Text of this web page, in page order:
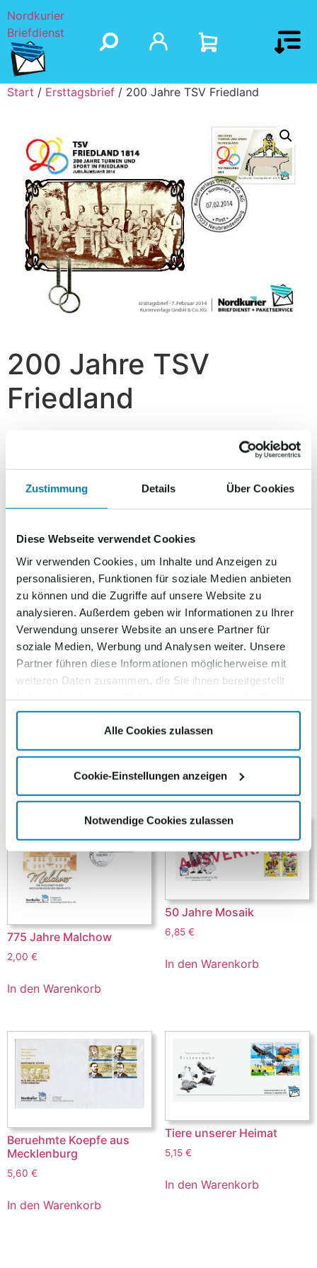
Zustimmung Details Über Cookies
Diese Webseite verwendet Cookies
Wir verwenden Cookies, um Inhalte und Anzeigen zu
personalisieren, Funktionen für soziale Medien anbieten
zu können und die Zugriffe auf unsere Website zu
analysieren. Außerdem geben wir Informationen zu Ihrer
Verwendung unserer Website an unsere Partner für
soziale Medien, Werbung und Analysen weiter. Unsere
Partner führen diese Informationen möglicherweise mit
weiteren Daten zusammen, die Sie ihnen bereitgestellt
gesammelt haben.
Alle Cookies zulassen
Cookie-Einstellungen anzeigen
Notwendige Cookies zulassen
Nordkurier
Briefdienst
Start / Ersttagsbrief / 200 Jahre TSV Friedland
200 Jahre TSV
Friedland
In den Warenkorb
Beschreibung
Beschreibung
Am 07. Februar 2014, anlässlich der Feierlichkeiten zum
200. Jubiläum des ältesten Sportvereins Deutschlands,
gab der Kurierverlag in Zusammenarbeit mit dem TSV
1814 Friedland eine Sondermarke heraus. Die
oder zusammengefasst in nummerierten 10er Bogen
erhältlich. Der dazugehörige Ersttagsbrief (2,50 €)
erschien in einer limitierten Auflage von 800 Stück.
Ähnliche Produkte
775 Jahre Malchow
2,00 €
In den Warenkorb
50 Jahre Mosaik
6,85 €
In den Warenkorb
Beruehmte Koepfe aus
Mecklenburg
5,60 €
In den Warenkorb
Tiere unserer Heimat
5,15 €
In den Warenkorb